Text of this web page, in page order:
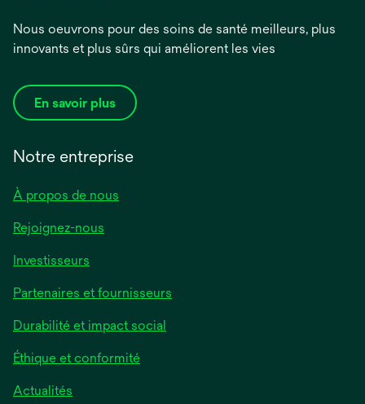
Nous oeuvrons pour des soins de santé meilleurs, plus
innovants et plus sûrs qui améliorent les vies
En savoir plus
Notre entreprise
À propos de nous
Rejoignez-nous
Investisseurs
Partenaires et fournisseurs
Durabilité et impact social
Éthique et conformité
Actualités